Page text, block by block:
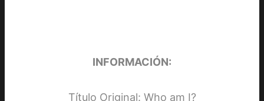
INFORMACIÓN:
Título Original: Who am I?